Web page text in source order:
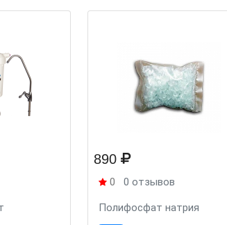
890
0 0 отзывов
Полифосфат натрия